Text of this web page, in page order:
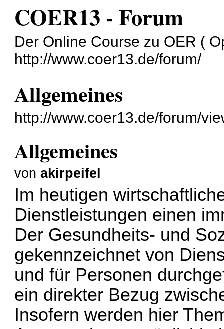
COER13 - Forum
Der Online Course zu OER (
http://www.coer13.de/forum/
Allgemeines
http://www.coer13.de/forum/
Allgemeines
vonakirpeifel
Im heutigen
Dienstleistungen einen
Der Gesundheits- und
gekennzeichnet von
und für Personen
ein direkter Bezug
Insofern werden hier